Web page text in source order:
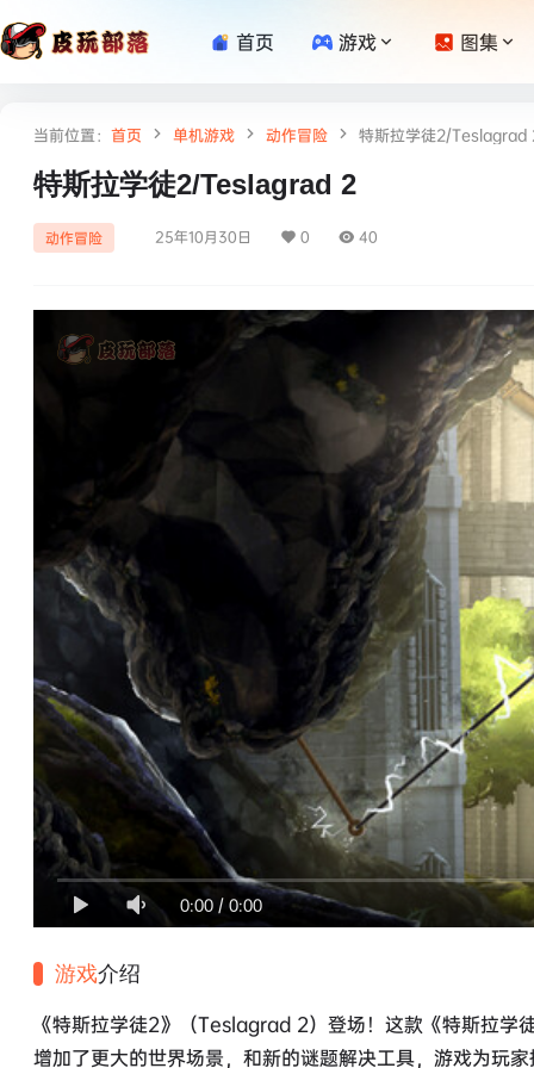
首页 游戏 图集
当前位置： 首页 单机游戏 动作冒险 特斯拉学徒2/Teslagrad
特斯拉学徒2/Teslagrad 2
动作冒险 25年10月30日 0 40
0:00 / 0:00
游戏介绍
《特斯拉学徒2》（Teslagrad 2）登场！这款《特斯拉学
增加了更大的世界场景，和新的谜题解决工具，游戏为玩